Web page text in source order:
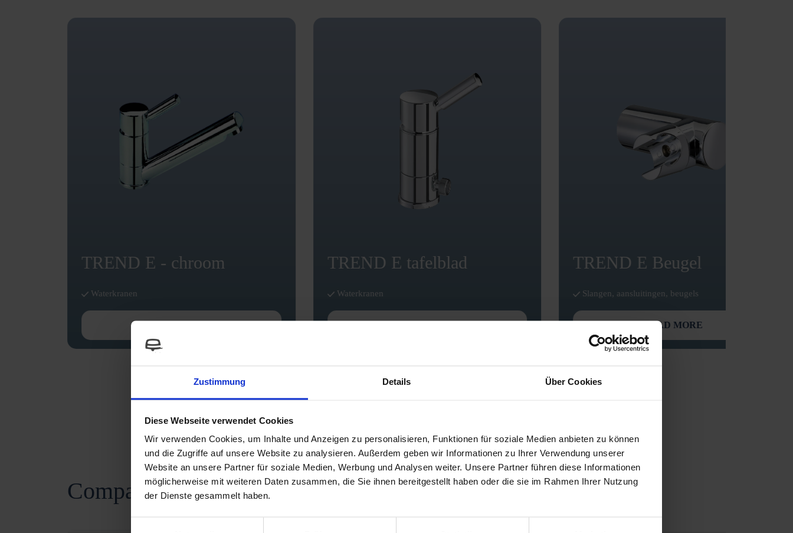
Zustimmung Details Über Cookies
Diese Webseite verwendet Cookies
Wir verwenden Cookies, um Inhalte und Anzeigen zu personalisieren, Funktionen für soziale Medien anbieten zu können
und die Zugriffe auf unsere Website zu analysieren. Außerdem geben wir Informationen zu Ihrer Verwendung unserer
Website an unsere Partner für soziale Medien, Werbung und Analysen weiter. Unsere Partner führen diese Informationen
möglicherweise mit weiteren Daten zusammen, die Sie ihnen bereitgestellt haben oder die sie im Rahmen Ihrer Nutzung
der Dienste gesammelt haben.
TREND E - chroom
Waterkranen
TREND E tafelblad
Waterkranen
TREND E Beugel
Slangen, aansluitingen, beugels
READ MORE
Comparison of selected products